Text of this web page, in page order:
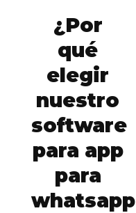
¿Por
qué
elegir
nuestro
software
para app
para
whatsapp